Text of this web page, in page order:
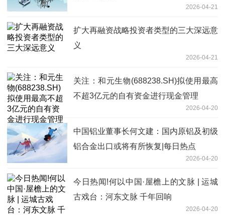
2026-04-21
扩大再融资战略投资者类型的三大深远意
义
2026-04-21
关注：和元生物(688238.SH)拟使用最高
不超3亿元的自有资金进行现金管理
2026-04-20
中国铝业董事长何文建：国内原铝及初级
铝合金出口或将有所恢复|每日热点
2026-04-20
今日热闻!何以中国·屋檐上的文脉 | 运城
古戏台：河东文脉 千年回响
2026-04-20